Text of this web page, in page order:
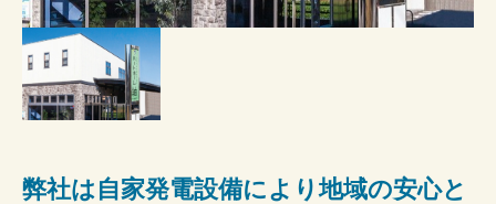
弊社は自家発電設備により地域の安心と